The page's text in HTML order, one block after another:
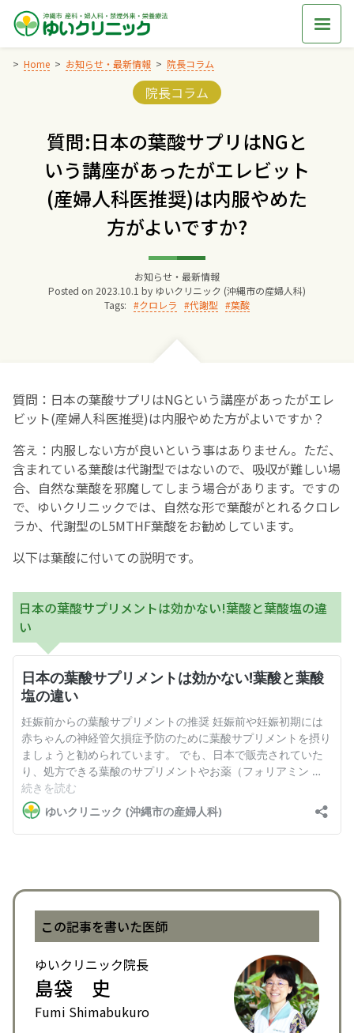
Skip
content
Home お知らせ・最新情報 院長コラム
Categories:
院長コラム
質問:日本の葉酸サプリはNGと
いう講座があったがエレビット
(産婦人科医推奨)は内服やめた
方がよいですか?
お知らせ・最新情報
Posted on 2023.10.1 by ゆいクリニック (沖縄市の産婦人科)
Tags:
クロレラ 代謝型 葉酸
質問：日本の葉酸サプリはNGという講座があったがエレ
ビット(産婦人科医推奨)は内服やめた方がよいですか？
答え：内服しない方が良いという事はありません。ただ、
含まれている葉酸は代謝型ではないので、吸収が難しい場
合、自然な葉酸を邪魔してしまう場合があります。ですの
で、ゆいクリニックでは、自然な形で葉酸がとれるクロレ
ラか、代謝型のL5MTHF葉酸をお勧めしています。
以下は葉酸に付いての説明です。
日本の葉酸サプリメントは効かない!葉酸と葉酸塩の違
い
この記事を書いた医師
ゆいクリニック院長
島袋 史
Fumi Shimabukuro
交通アクセス
院長からのごあいさつ
診療料金
妊婦健診
親と子の結びつき支援
母乳育児
予防接種
その他の診療内容
‘さんルーム’ でさまざまな講座・クラス
遠方にお住まいで当院での出産を希望される方へ
English Page